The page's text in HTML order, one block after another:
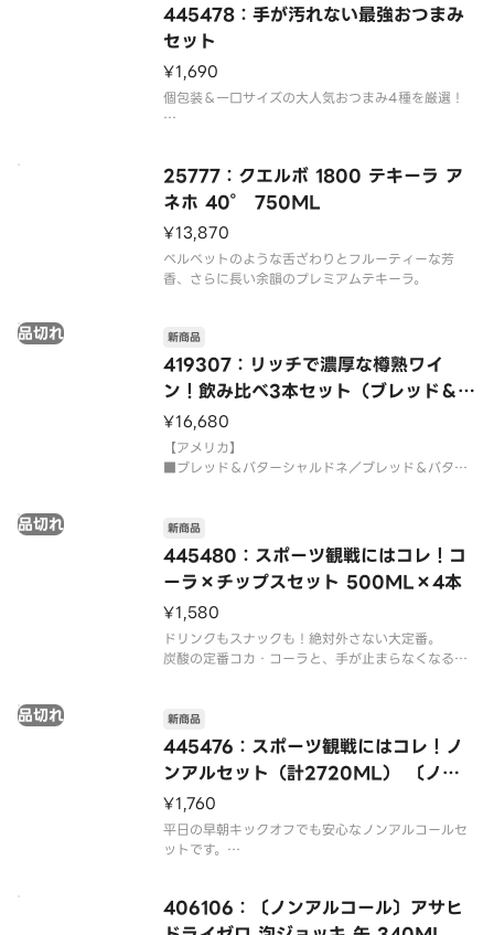
445478：手が汚れない最強おつまみ
セット
¥1,690
個包装＆一口サイズの大人気おつまみ4種を厳選！
（スパイシーでビールが止まらなくなる、一口サイ
ズのジューシーサラミ）
■三幸 チーズアーモンド × 1袋
（お米のスナック、まろやかチーズ、香ばしいアー
25777：クエルボ 1800 テキーラ ア
ネホ 40° 750ML
¥13,870
ベルベットのような舌ざわりとフルーティーな芳
419307：リッチで濃厚な樽熟ワイ
ン！飲み比べ3本セット（ブレッド＆バ
ター） 750ML×3本
品切れ 新商品
¥16,680
【アメリカ】
■ブレッド＆バターシャルドネ／ブレッド＆バター
レーム・ブリュレを思わせるような香りです。
■ブレッド＆バターピノノワール／ブレッド＆バタ
ー
ワインズチェリー、ラズベリー、カシス、シナモン
445480：スポーツ観戦にはコレ！コ
ーラ×チップスセット 500ML×4本
品切れ 新商品
¥1,580
ドリンクもスナックも！絶対外さない大定番。
炭酸の定番コカ・コーラと、手が止まらなくなるプ
り！
【セット内容】
■コカ・コーラ 500ml ペットボトル × 4本
（シ
445476：スポーツ観戦にはコレ！ノ
ンアルセット（計2720ML） 〔ノン
アルコール〕
品切れ 新商品
¥1,760
平日の早朝キックオフでも安心なノンアルコールセ
ットです。
■〔ノンアルコール〕バドワイザー ゼロ 缶 × 2本
（バドワイザー本来の洗練された味わいをそのまま
406106：〔ノンアルコール〕アサヒ